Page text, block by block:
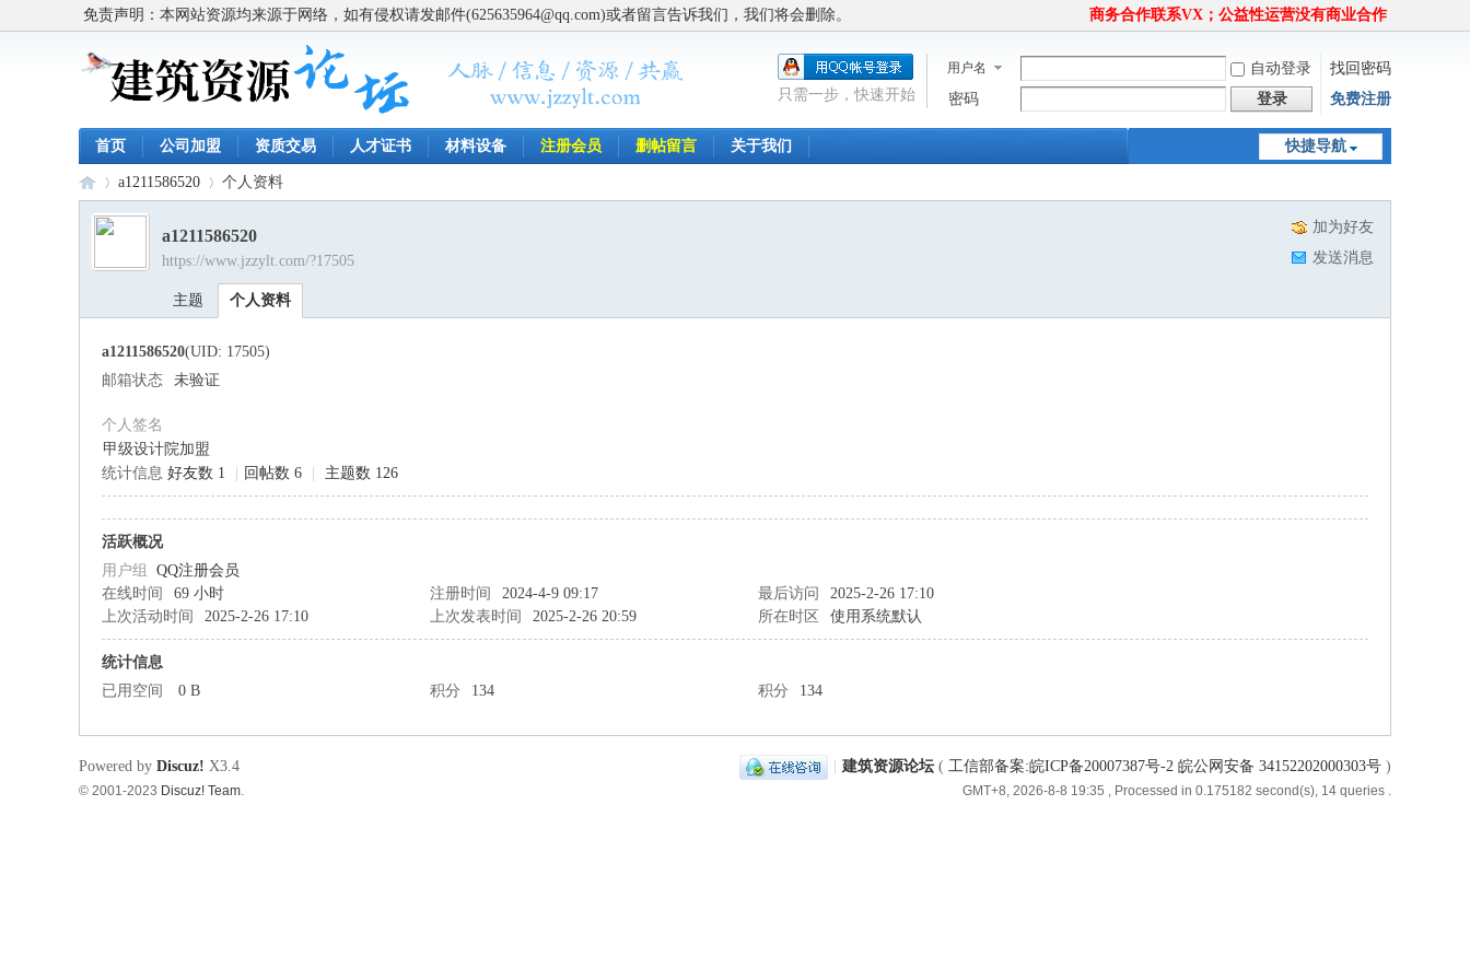
免责声明：本网站资源均来源于网络，如有侵权请发邮件(625635964@qq.com)或者留言告诉我们，我们将会删除。 商务合作联系VX；公益性运营没有商业合作
用户名 自动登录
找回密码
密码
登录 免费注册
只需一步，快速开始
快捷导航
首页 公司加盟 资质交易 人才证书 材料设备 注册会员 删帖留言 关于我们
›
a1211586520 个人资料
加为好友
发送消息
a1211586520
https://www.jzzylt.com/?17505
主题 个人资料
a1211586520(UID: 17505)
邮箱状态
未验证
个人签名
甲级设计院加盟
统计信息 好友数 1 回帖数 6 主题数 126
活跃概况
用户组 QQ注册会员
在线时间
69 小时 注册时间 2024-4-9 09:17 最后访问
2025-2-26 17:10
上次活动时间
2025-2-26 17:10 上次发表时间 2025-2-26 20:59 所在时区 使用系统默认
统计信息
已用空间
0 B 积分 134 积分 134
建筑资源论坛 ( 工信部备案:皖ICP备20007387号-2 皖公网安备 34152202000303号 )
GMT+8, 2026-8-8 19:35 , Processed in 0.175182 second(s), 14 queries .
Powered by Discuz! X3.4
© 2001-2023 Discuz! Team